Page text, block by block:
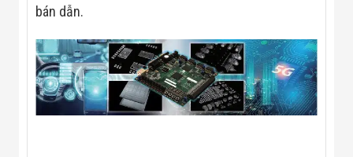
Máy Soi Hành
Lý (X-Ray)
Cổng Phân Làn
Tự Động
Nhận Diện
bán dẫn.